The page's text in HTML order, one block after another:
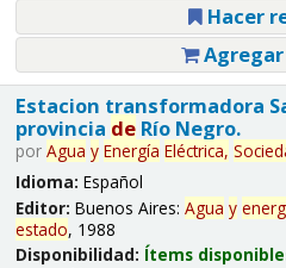
Hacer
Estacion transformadora
provincia deRío Negro.
por Agua y Energía Eléctrica,
Idioma: Español
Editor: Buenos Aires: Agua y
estado, 1988
Disponibilidad: Ítems